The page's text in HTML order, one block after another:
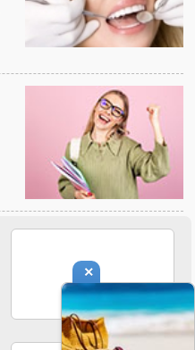
فال حافظ
×